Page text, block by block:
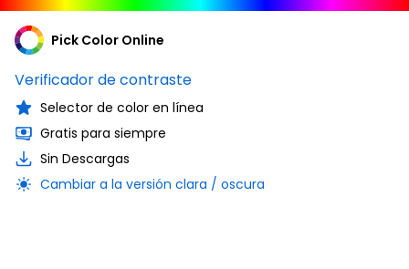
Pick Color Online
Verificador de contraste
Selector de color en línea
Gratis para siempre
Sin Descargas
Cambiar a la versión clara / oscura